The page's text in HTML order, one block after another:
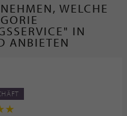
WELCHE
IN
ANBIETEN